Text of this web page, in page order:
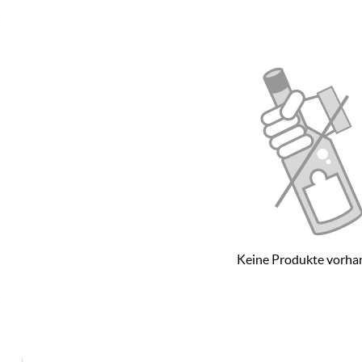
75 Jahren der Wein nach strengen
spielen hier so zusammen, dass dies ein
durch ihre extremen Bedingungen
Klima mit geringen Niederschlägen
hervor. Inzwischen werden neun
Rotweine hervorbringen, die eine
Keine Produkte